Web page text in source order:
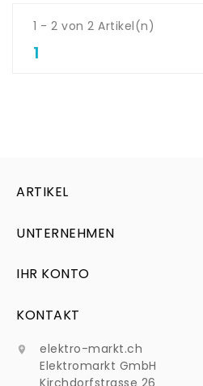
1 - 2 von 2 Artikel(n)
1
ARTIKEL
UNTERNEHMEN
IHR KONTO
KONTAKT

elektro-markt.ch
Elektromarkt GmbH
Kirchdorfstrasse 26